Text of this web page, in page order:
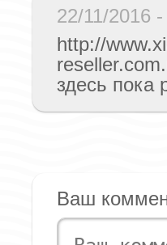
22/11/2016
http://
здесь пока
Ваш